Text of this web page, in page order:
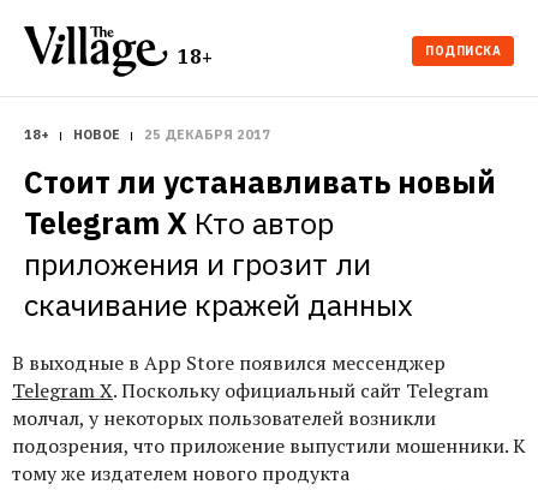
18+ ПОДПИСКА
18+ НОВОЕ 25 ДЕКАБРЯ 2017
Стоит ли устанавливать новый
Telegram X Кто автор
приложения и грозит ли
скачивание кражей данных
В выходные в App Store появился мессенджер
Telegram X. Поскольку официальный сайт Telegram
молчал, у некоторых пользователей возникли
подозрения, что приложение выпустили мошенники. К
тому же издателем нового продукта